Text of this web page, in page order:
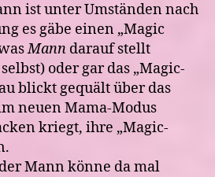
ist unter Umständen nach
es gäbe einen „Magic
Mann darauf stellt
oder gar das „Magic-
blickt gequält über das
neuen Mama-Modus
kriegt, ihre „Magic-
Mann könne da mal